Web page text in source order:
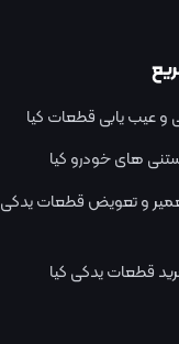
و عیب یابی قطعات کیا
های خودرو کیا
و تعویض قطعات یدکی
قطعات یدکی کیا